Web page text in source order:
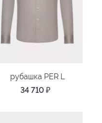
рубашка PER L
34 710 ₽